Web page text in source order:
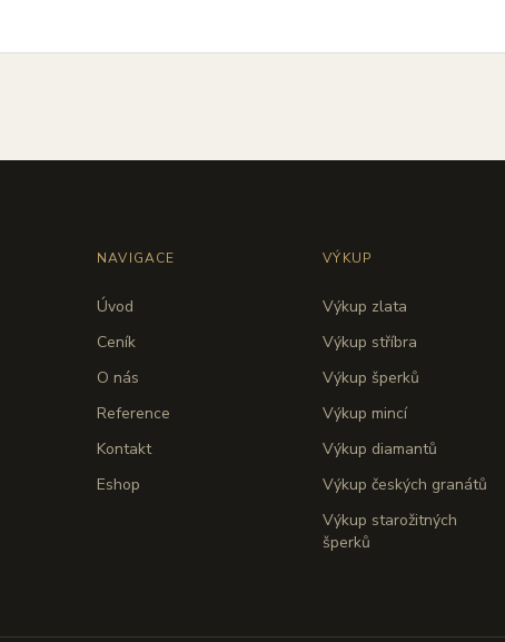
NAVIGACE
Úvod
Ceník
O nás
Reference
Kontakt
Eshop
VÝKUP
Výkup zlata
Výkup stříbra
Výkup šperků
Výkup mincí
Výkup diamantů
Výkup českých granátů
Výkup starožitných
šperků